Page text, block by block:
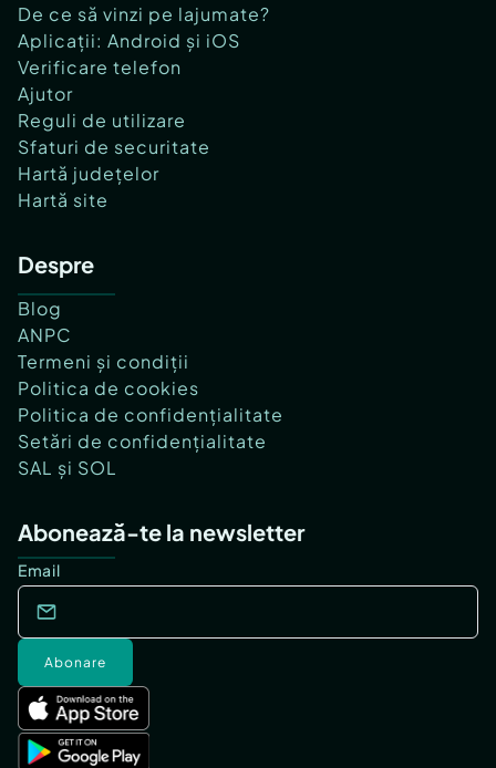
De ce să vinzi pe lajumate?
Aplicații: Android și iOS
Verificare telefon
Ajutor
Reguli de utilizare
Sfaturi de securitate
Hartă județelor
Hartă site
Despre
Blog
ANPC
Termeni și condiții
Politica de cookies
Politica de confidențialitate
Setări de confidențialitate
SAL și SOL
Abonează-te la newsletter
Email
Abonare